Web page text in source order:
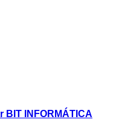
BIT INFORMÁTICA